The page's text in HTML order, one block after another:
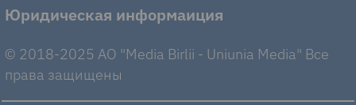
Юридическая информаиция
© 2018-2025 AO "Media Birlii - Uniunia Media" Все
права защищены